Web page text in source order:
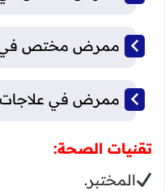
ممرض مختص في
ممرض في علاجات
تقنيات الصحة:
المختبر.